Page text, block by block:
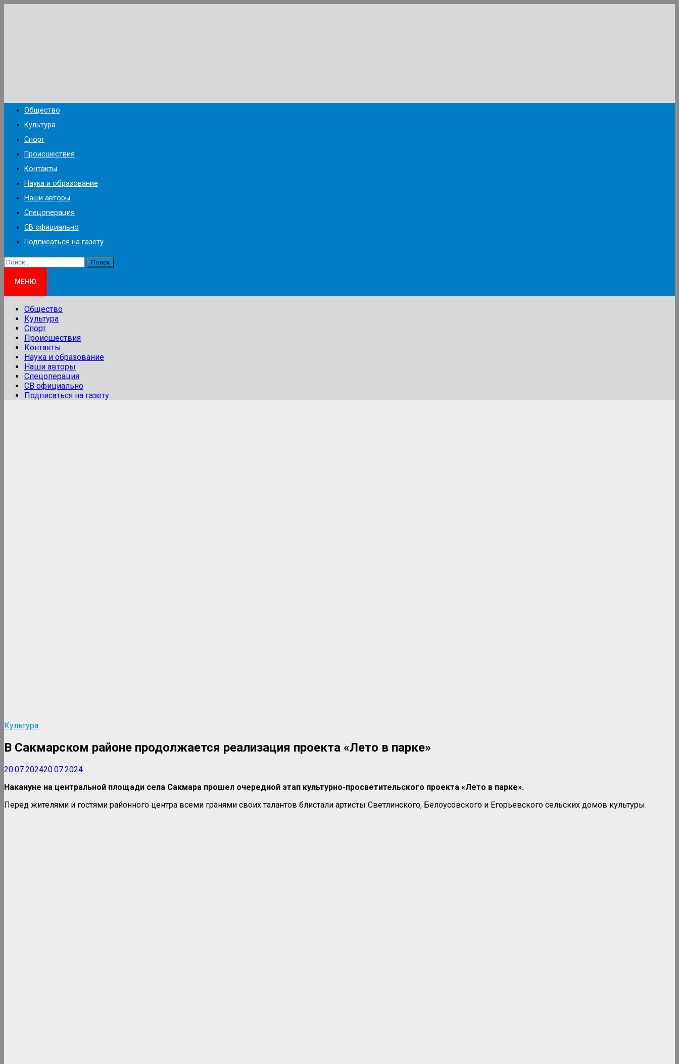
Общество
Культура
Спорт
Происшествия
Контакты
Наука и образование
Наши авторы
Спецоперация
СВ официально
Подписаться на газету
Найти:
МЕНЮ
Общество
Культура
Спорт
Происшествия
Контакты
Наука и образование
Наши авторы
Спецоперация
СВ официально
Подписаться на газету
Культура
В Сакмарском районе продолжается реализация проекта «Лето в парке»
20.07.202420.07.2024
Накануне на центральной площади села Сакмара прошел очередной этап культурно-просветительского проекта «Лето в парке».
Перед жителями и гостями районного центра всеми гранями своих талантов блистали артисты Светлинского, Белоусовского и Егорьевского сельских домов культуры.